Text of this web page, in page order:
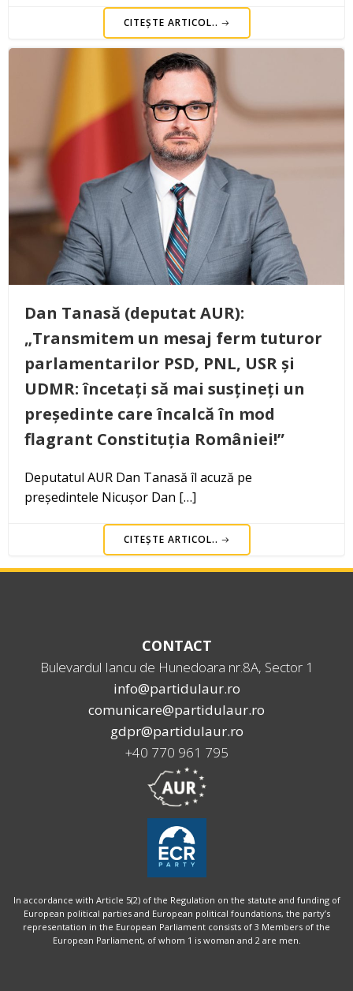
CITEȘTE ARTICOL..
Dan Tanasă (deputat AUR):
„Transmitem un mesaj ferm tuturor
parlamentarilor PSD, PNL, USR și
UDMR: încetați să mai susțineți un
președinte care încalcă în mod
flagrant Constituția României!”
Deputatul AUR Dan Tanasă îl acuză pe
președintele Nicușor Dan […]
CITEȘTE ARTICOL..
CONTACT
Bulevardul Iancu de Hunedoara nr.8A, Sector 1
info@partidulaur.ro
comunicare@partidulaur.ro
gdpr@partidulaur.ro
+40 770 961 795
In accordance with Article 5(2) of the Regulation on the statute and funding of
European political parties and European political foundations, the party’s
representation in the European Parliament consists of 3 Members of the
European Parliament, of whom 1 is woman and 2 are men.